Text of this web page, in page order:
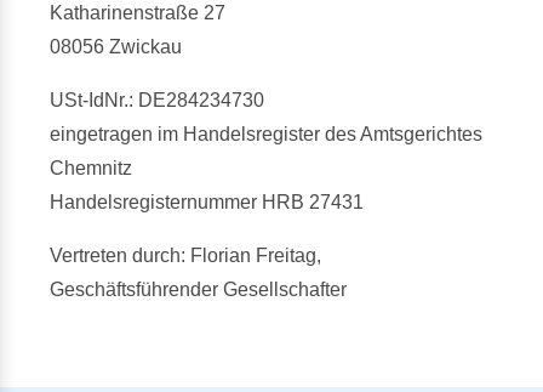
Katharinenstraße 27
08056 Zwickau
USt-IdNr.: DE284234730
eingetragen im Handelsregister des Amtsgerichtes
Chemnitz
Handelsregisternummer HRB 27431
Vertreten durch: Florian Freitag,
Geschäftsführender Gesellschafter